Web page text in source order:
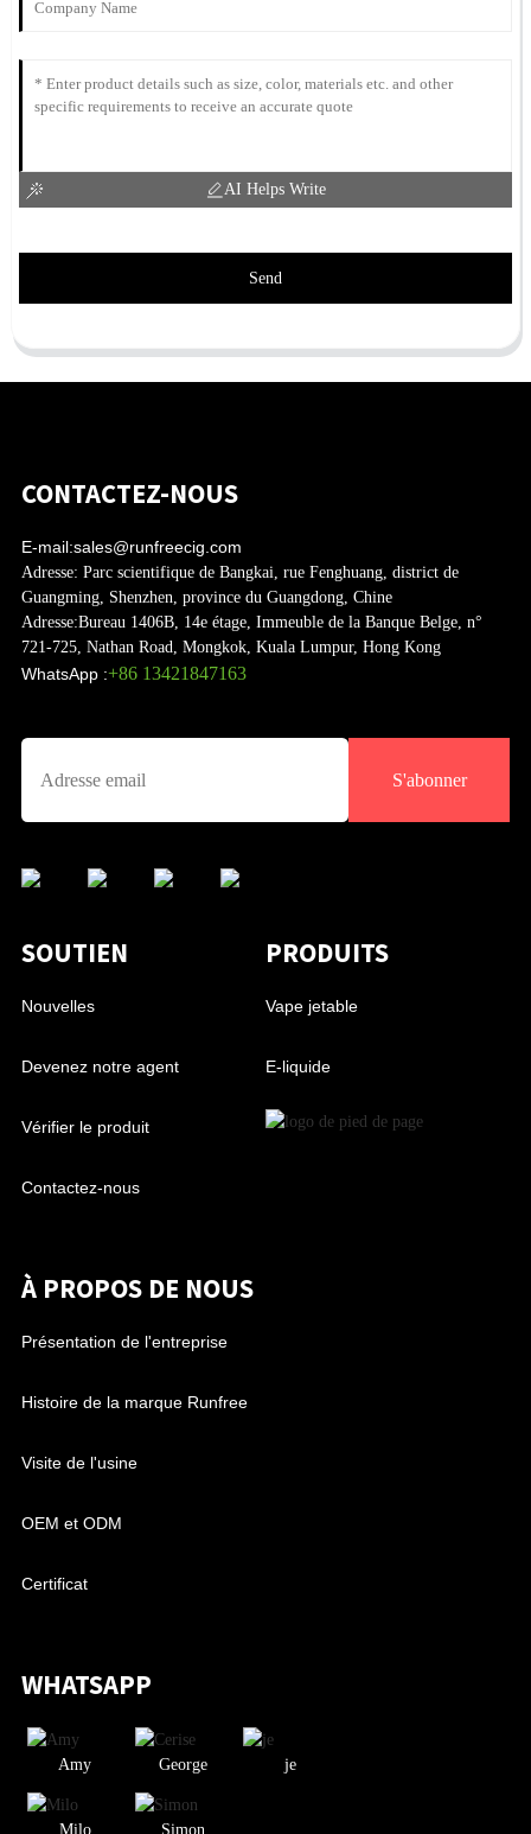
AI Helps Write
Send
CONTACTEZ-NOUS
E-mail:sales@runfreecig.com
Adresse: Parc scientifique de Bangkai, rue Fenghuang, district de
Guangming, Shenzhen, province du Guangdong, Chine
Adresse:Bureau 1406B, 14e étage, Immeuble de la Banque Belge, n°
721-725, Nathan Road, Mongkok, Kuala Lumpur, Hong Kong
WhatsApp :+86 13421847163
S'abonner
SOUTIEN
Nouvelles
Devenez notre agent
Vérifier le produit
Contactez-nous
PRODUITS
Vape jetable
E-liquide
À PROPOS DE NOUS
Présentation de l'entreprise
Histoire de la marque Runfree
Visite de l'usine
OEM et ODM
Certificat
WHATSAPP
Amy George je
Milo Simon